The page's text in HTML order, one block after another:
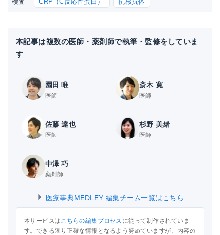
検査 CRP（C反応性蛋白） 抗核抗体
本記事は複数の医師・薬剤師で執筆・監修をしていま
す
園田 唯
医師
斎木 寛
医師
佐藤 達也
医師
杉野 美緒
医師
中澤 巧
薬剤師
医療事典MEDLEY 編集チーム一覧はこちら
本サービスは こちらの編集プロセス に従って制作されていま
す。できる限り正確な情報となるよう努めていますが、内容の